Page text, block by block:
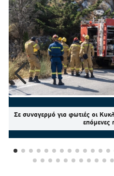
Σε συναγερμό για φωτιές οι
επόμενες